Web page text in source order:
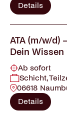
Details
ATA (m/w/d)
Dein
Ab sofort
Schicht,
06618
Details